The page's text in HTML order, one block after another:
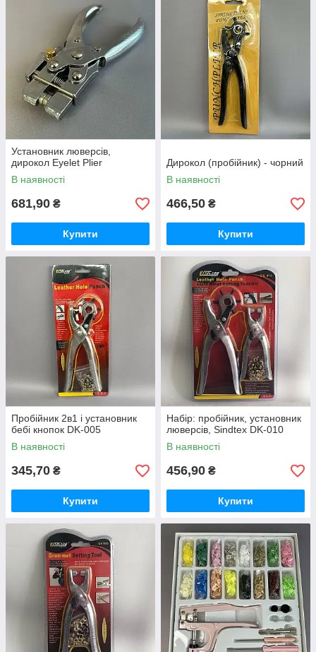
Установник люверсів,
дирокол Eyelet Plier
В наявності
681,90 ₴
Купити
Дирокол (пробійник) - чорний
В наявності
466,50 ₴
Купити
Пробійник 2в1 і установник
бебі кнопок DK-005
В наявності
345,70 ₴
Купити
Набір: пробійник, установник
люверсів, Sindtex DK-010
В наявності
456,90 ₴
Купити